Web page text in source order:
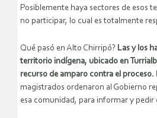
Posiblemente haya sectores de esos
no participar, lo cual es totalmente
Qué pasó en Alto Chirripó? Las y los
territorio indígena, ubicado en
recurso de amparo contra el proceso.
magistrados ordenaron al Gobierno
esa comunidad, para informar y pedir